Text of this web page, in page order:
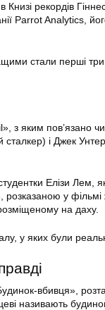
Книзі рекордів
Parrot Analytics,
стали перші
з яким пов’язано
і Джек
Елізи Лем,
розказаною у
на даху.
у яких були
вбивця»,
називають